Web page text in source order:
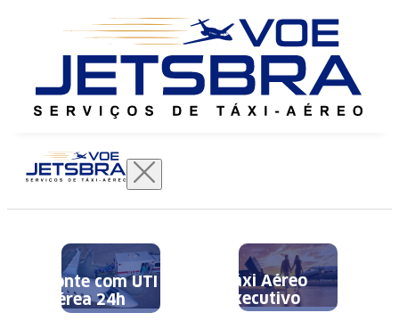
Conte com UTI
Aérea 24h
Táxi Aéreo
Executivo